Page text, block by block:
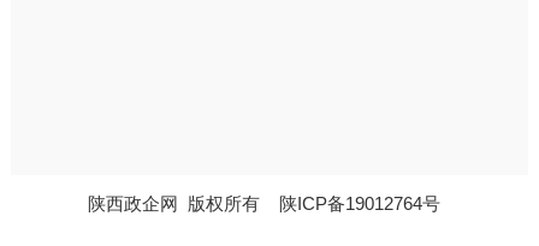
陕西政企网 版权所有 陕ICP备19012764号